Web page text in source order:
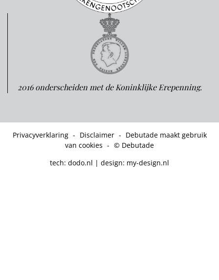
2016 onderscheiden met de Koninklijke Erepenning.
Privacyverklaring - Disclaimer - Debutade maakt gebruik
van cookies - © Debutade
tech: dodo.nl | design: my-design.nl